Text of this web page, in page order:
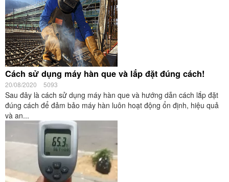
Cách sử dụng máy hàn que và lắp đặt đúng cách!
20/08/2020 5093
Sau đây là cách sử dụng máy hàn que và hướng dẫn cách lắp đặt
đúng cách để đảm bảo máy hàn luôn hoạt động ổn định, hiệu quả
và an...